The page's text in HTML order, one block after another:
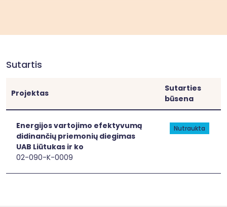
Sutartis
Projektas
Sutarties
būsena
[[link]]
Energijos vartojimo efektyvumą
didinančių priemonių diegimas
UAB Liūtukas ir ko
02-090-K-0009
[[link]]
Nutraukta